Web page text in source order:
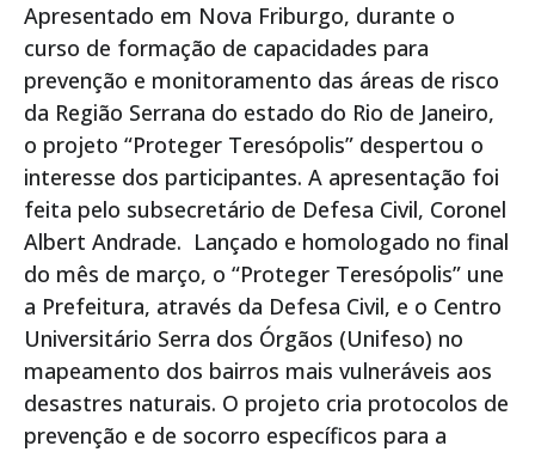
Apresentado em Nova Friburgo, durante o
curso de formação de capacidades para
prevenção e monitoramento das áreas de risco
da Região Serrana do estado do Rio de Janeiro,
o projeto “Proteger Teresópolis” despertou o
interesse dos participantes. A apresentação foi
feita pelo subsecretário de Defesa Civil, Coronel
Albert Andrade. Lançado e homologado no final
do mês de março, o “Proteger Teresópolis” une
a Prefeitura, através da Defesa Civil, e o Centro
Universitário Serra dos Órgãos (Unifeso) no
mapeamento dos bairros mais vulneráveis aos
desastres naturais. O projeto cria protocolos de
prevenção e de socorro específicos para a